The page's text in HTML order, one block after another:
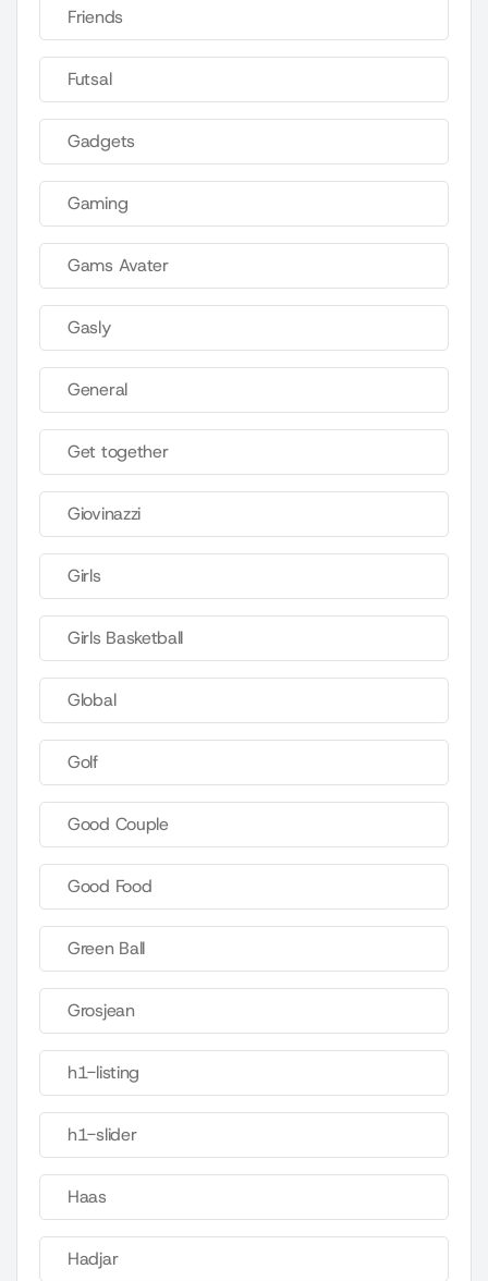
Friends
Futsal
Gadgets
Gaming
Gams Avater
Gasly
General
Get together
Giovinazzi
Girls
Girls Basketball
Global
Golf
Good Couple
Good Food
Green Ball
Grosjean
h1-listing
h1-slider
Haas
Hadjar